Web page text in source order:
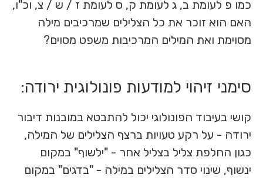
כמו פ לעומת ב, ג לעומת ק, ס לעומת ז / ש / צ, וכ"ו,
האם הוא זוכר את כל הצלילים שמרכיבים מילה
מסוימת ואת המילים המרכיבות משפט מסוים?
סימני זיהוי למודעות פונולוגית ירודה:
קושי בעיבוד הפונולוגי יכול להתבטא במובנות דיבור
ירודה - על רקע טעויות ברצף הצלילים של המילה,
כגון החלפת צליל בצליל אחר - "ילשוף" במקום
ינשוף, שינוי סדר הצלילים במילה - "בדגים" במקום